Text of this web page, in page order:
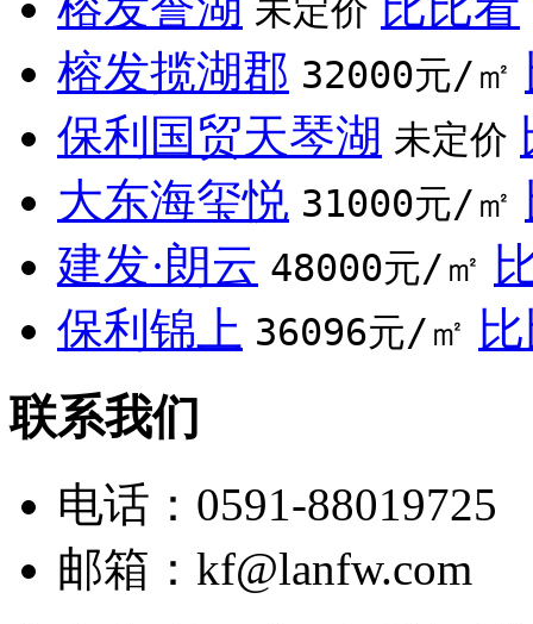
未定价
榕发揽湖郡 32000元/㎡
保利国贸天琴湖 未定价
大东海玺悦 31000元/㎡
建发·朗云 48000元/㎡
保利锦上 36096元/㎡
联系我们
电话：0591-88019725
邮箱： kf@lanfw.com